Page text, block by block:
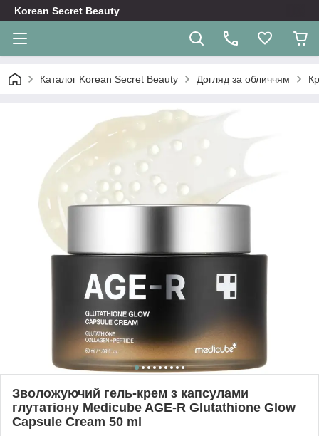
Korean Secret Beauty
Каталог Korean Secret Beauty Догляд за обличчям
Зволожуючий гель-крем з капсулами
глутатіону Medicube AGE-R Glutathione Glow
Capsule Cream 50 ml